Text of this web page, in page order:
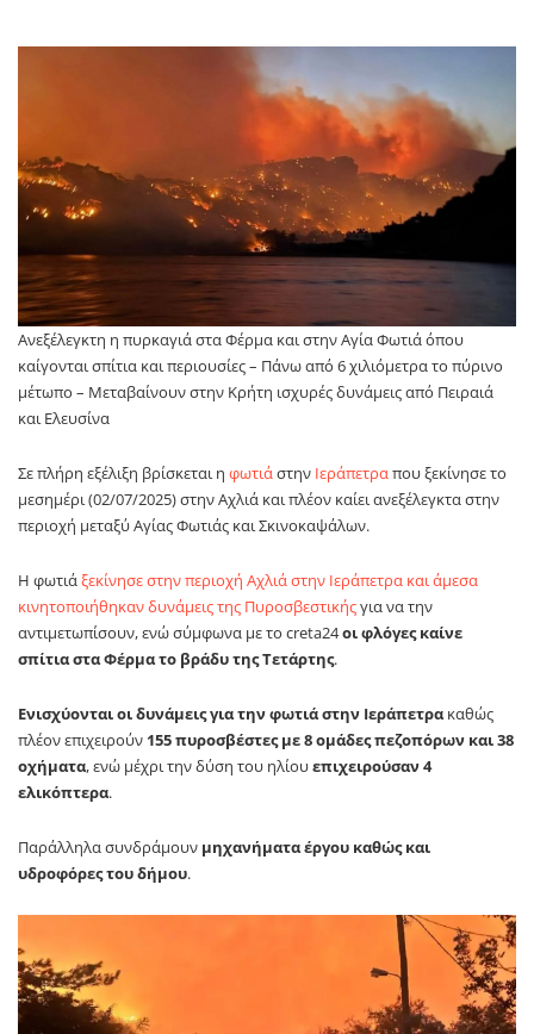
Ανεξέλεγκτη η πυρκαγιά στα Φέρμα και στην Αγία Φωτιά όπου
καίγονται σπίτια και περιουσίες – Πάνω από 6 χιλιόμετρα το πύρινο
μέτωπο – Μεταβαίνουν στην Κρήτη ισχυρές δυνάμεις από Πειραιά
και Ελευσίνα
Σε πλήρη εξέλιξη βρίσκεται η φωτιάστην Ιεράπετραπου ξεκίνησε το
μεσημέρι (02/07/2025) στην Αχλιά και πλέον καίει ανεξέλεγκτα στην
περιοχή μεταξύ Αγίας Φωτιάς και Σκινοκαψάλων.
Η φωτιάξεκίνησε στην περιοχή Αχλιά στην Ιεράπετρα και άμεσα
κινητοποιήθηκαν δυνάμεις της Πυροσβεστικήςγια να την
αντιμετωπίσουν, ενώ σύμφωνα με το creta24οι φλόγες καίνε
σπίτια στα Φέρμα το βράδυ της Τετάρτης.
Ενισχύονται οι δυνάμεις για την φωτιά στην Ιεράπετρα καθώς
πλέον επιχειρούν 155 πυροσβέστες με 8 ομάδες πεζοπόρων και 38
οχήματα, ενώ μέχρι την δύση του ηλίουεπιχειρούσαν 4
ελικόπτερα.
Παράλληλα συνδράμουν μηχανήματα έργου καθώς και
υδροφόρες του δήμου.